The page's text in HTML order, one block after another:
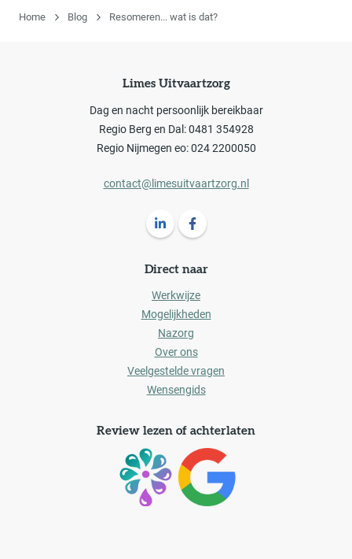
Home Blog Resomeren... wat is dat?
Limes Uitvaartzorg
Dag en nacht persoonlijk bereikbaar
Regio Berg en Dal: 0481 354928
Regio Nijmegen eo: 024 2200050
contact@limesuitvaartzorg.nl
Volg ons op LinkedIn Limes
Direct naar
Werkwijze
Mogelijkheden
Nazorg
Over ons
Veelgestelde vragen
Wensengids
Review lezen of achterlaten